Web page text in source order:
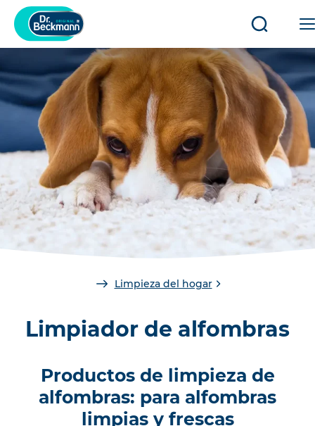
Abrir/
Limpieza del hogar
Limpiador de alfombras
Productos de limpieza de
alfombras: para alfombras
limpias y frescas